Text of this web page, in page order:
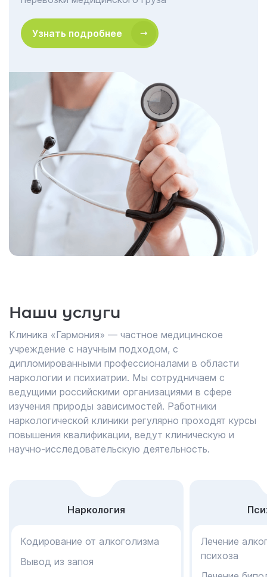
Узнать подробнее
Наши услуги
Клиника «Гармония» — частное медицинское
учреждение с научным подходом, с
дипломированными профессионалами в области
наркологии и психиатрии. Мы сотрудничаем с
ведущими российскими организациями в сфере
изучения природы зависимостей. Работники
наркологической клиники регулярно проходят курсы
повышения квалификации, ведут клиническую и
научно-исследовательскую деятельность.
Наркология
Кодирование от алкоголизма
Вывод из запоя
Лечение
психоза